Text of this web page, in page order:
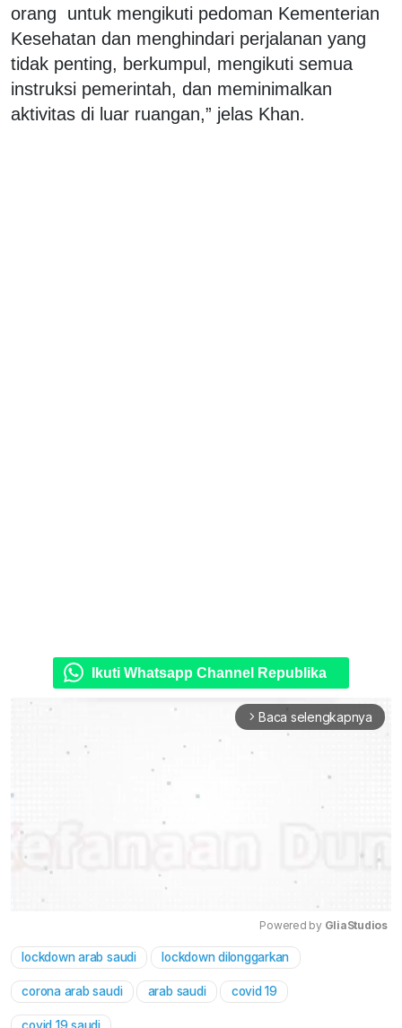
orang untuk mengikuti pedoman Kementerian
Kesehatan dan menghindari perjalanan yang
tidak penting, berkumpul, mengikuti semua
instruksi pemerintah, dan meminimalkan
aktivitas di luar ruangan,” jelas Khan.
Ikuti Whatsapp Channel Republika
arrow_forward_ios Baca selengkapnya
Powered by GliaStudios
lockdown arab saudi lockdown dilonggarkan
corona arab saudi arab saudi covid 19